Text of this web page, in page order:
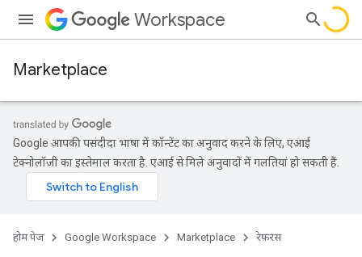
Workspace
Marketplace
Google आपकी पसंदीदा भाषा में कॉन्टेंट का अनुवाद करने के लिए, एआई
टेक्नोलॉजी का इस्तेमाल करता है. एआई से मिले अनुवादों में गलतियां हो सकती हैं.
होम पेज Google Workspace Marketplace रेफ़रंस